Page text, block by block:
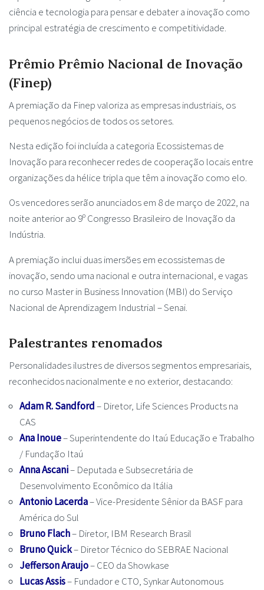
ciência e tecnologia para pensar e debater a inovação como
principal estratégia de crescimento e competitividade.
Prêmio Prêmio Nacional de Inovação
(Finep)
A premiação da Finep valoriza as empresas industriais, os
pequenos negócios de todos os setores.
Nesta edição foi incluída a categoria Ecossistemas de
Inovação para reconhecer redes de cooperação locais entre
organizações da hélice tripla que têm a inovação como elo.
Os vencedores serão anunciados em 8 de março de 2022, na
noite anterior ao 9º Congresso Brasileiro de Inovação da
Indústria.
A premiação inclui duas imersões em ecossistemas de
inovação, sendo uma nacional e outra internacional, e vagas
no curso Master in Business Innovation (MBI) do Serviço
Nacional de Aprendizagem Industrial – Senai.
Palestrantes renomados
Personalidades ilustres de diversos segmentos empresariais,
reconhecidos nacionalmente e no exterior, destacando:
Adam R. Sandford– Diretor, Life Sciences Products na
CAS
Ana Inoue– Superintendente do Itaú Educação e Trabalho
/ Fundação Itaú
Anna Ascani– Deputada e Subsecretária de
Desenvolvimento Econômico da Itália
Antonio Lacerda– Vice-Presidente Sênior da BASF para
América do Sul
Bruno Flach– Diretor, IBM Research Brasil
Bruno Quick– Diretor Técnico do SEBRAE Nacional
Jefferson Araujo– CEO da Showkase
Lucas Assis– Fundador e CTO, Synkar Autonomous